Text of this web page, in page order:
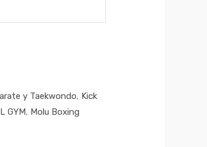
y Taekwondo, Kick
GYM, Molu Boxing